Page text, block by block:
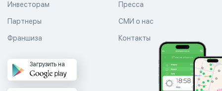
Пресса
СМИ о нас
Контакты
Инвесторам
Партнеры
Франшиза
Загрузить на